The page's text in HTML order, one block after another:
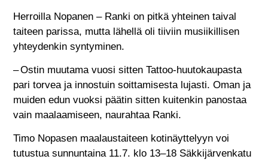
Herroilla Nopanen – Ranki on pitkä yhteinen taival
taiteen parissa, mutta lähellä oli tiiviin musiikillisen
yhteydenkin syntyminen.
– Ostin muutama vuosi sitten Tattoo-huutokaupasta
pari torvea ja innostuin soittamisesta lujasti. Oman ja
muiden edun vuoksi päätin sitten kuitenkin panostaa
vain maalaamiseen, naurahtaa Ranki.
Timo Nopasen maalaustaiteen kotinäyttelyyn voi
tutustua sunnuntaina 11.7. klo 13–18 Säkkijärvenkatu